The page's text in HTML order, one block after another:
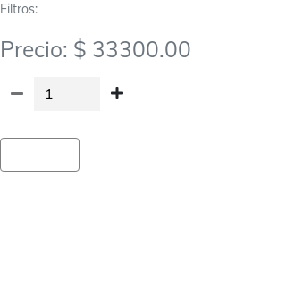
Filtros:
Precio: $ 33300.00